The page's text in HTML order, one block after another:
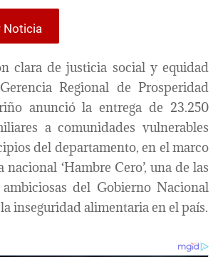
Noticia
clara de justicia social y equidad
Regional de Prosperidad
anunció la entrega de 23.250
a comunidades vulnerables
del departamento, en el marco
nacional ‘Hambre Cero’, una de las
ambiciosas del Gobierno Nacional
inseguridad alimentaria en el país.